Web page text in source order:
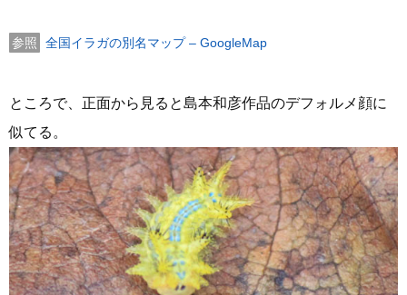
全国イラガの別名マップ – GoogleMap
ところで、正面から見ると島本和彦作品のデフォルメ顔に
似てる。